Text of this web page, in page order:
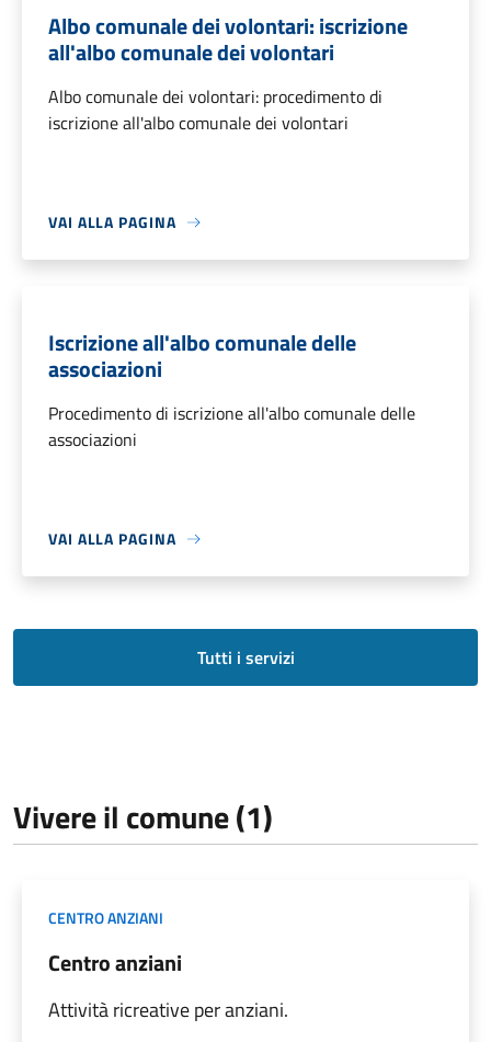
Albo comunale dei volontari: iscrizione
all'albo comunale dei volontari
Albo comunale dei volontari: procedimento di
iscrizione all'albo comunale dei volontari
VAI ALLA PAGINA
Iscrizione all'albo comunale delle
associazioni
Procedimento di iscrizione all'albo comunale delle
associazioni
VAI ALLA PAGINA
Tutti i servizi
Vivere il comune (1)
CENTRO ANZIANI
Centro anziani
Attività ricreative per anziani.